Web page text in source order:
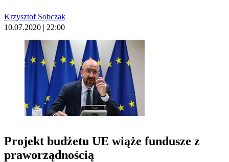
Krzysztof Sobczak
10.07.2020 | 22:00
Projekt budżetu UE wiąże fundusze z
praworządnością